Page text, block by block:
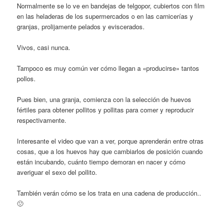
Normalmente se lo ve en bandejas de telgopor, cubiertos con film
en las heladeras de los supermercados o en las carnicerías y
granjas, prolijamente pelados y eviscerados.
Vivos, casi nunca.
Tampoco es muy común ver cómo llegan a «producirse» tantos
pollos.
Pues bien, una granja, comienza con la selección de huevos
fértiles para obtener pollitos y pollitas para comer y reproducir
respectivamente.
Interesante el video que van a ver, porque aprenderán entre otras
cosas, que a los huevos hay que cambiarlos de posición cuando
están incubando, cuánto tiempo demoran en nacer y cómo
averiguar el sexo del pollito.
También verán cómo se los trata en una cadena de producción..
🙁